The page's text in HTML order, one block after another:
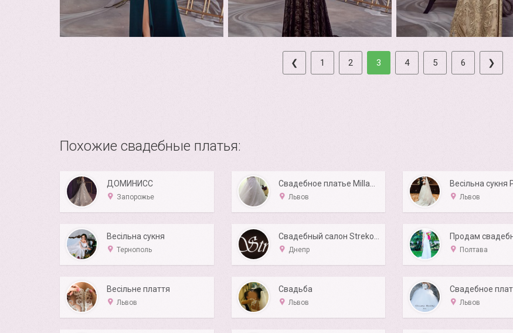
❮ 1 2 3 4 5 6 ❯
Похожие свадебные платья:
ДОМИНИСС
Запорожье Львов Львов
Весільна сукня
Тернополь Днепр Полтава
Весільне плаття
Львов
Свадьба
Львов Львов